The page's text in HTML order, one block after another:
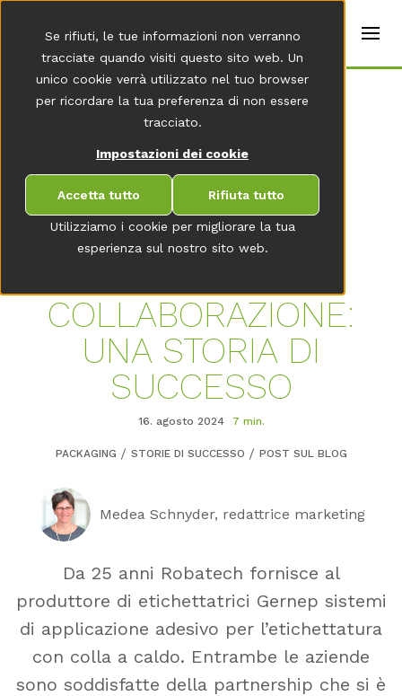
Utilizziamo i cookie per migliorare la tua
esperienza sul nostro sito web.
Se rifiuti, le tue informazioni non verranno
tracciate quando visiti questo sito web. Un
unico cookie verrà utilizzato nel tuo browser
per ricordare la tua preferenza di non essere
tracciato.
Impostazioni dei cookie
Accetta tutto Rifiuta tutto
t
r
s
E
n
Home
AL MENU DELLA NEWSROOM
COLLABORAZIONE:
UNA STORIA DI
SUCCESSO
16. agosto 2024 7 min.
PACKAGING STORIE DI SUCCESSO POST SUL BLOG
Medea Schnyder, redattrice marketing
Da 25 anni Robatech fornisce al
produttore di etichettatrici Gernep sistemi
di applicazione adesivo per l’etichettatura
con colla a caldo. Entrambe le aziende
sono soddisfatte della partnership che si è